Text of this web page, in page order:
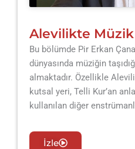
Alevilikte Müzik
Bu bölümde Pir Erkan
dünyasında müziğin
almaktadır. Özellikle
kutsal yeri, Telli Kur’an
kullanılan diğer
İzle